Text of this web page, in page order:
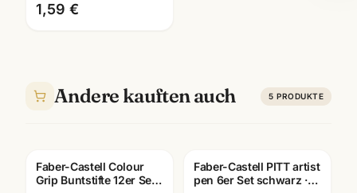
1,59 €
Andere kauften auch 5 PRODUKTE
Faber-Castell Colour
Grip Buntstifte 12er Set ·
Faber-Castell PITT artist
pen 6er Set schwarz ·